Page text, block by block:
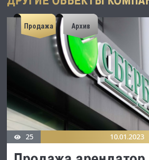
Продажа Архив
25 10.01.2023